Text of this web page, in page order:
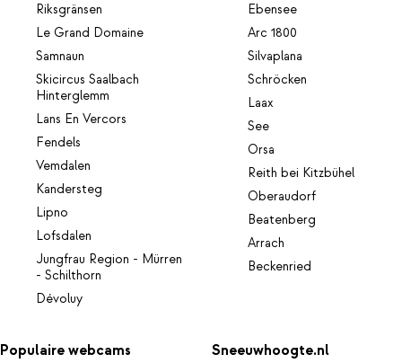
Riksgränsen
Le Grand Domaine
Samnaun
Skicircus Saalbach
Hinterglemm
Lans En Vercors
Fendels
Vemdalen
Kandersteg
Lipno
Lofsdalen
Jungfrau Region - Mürren
- Schilthorn
Dévoluy
Ebensee
Arc 1800
Silvaplana
Schröcken
Laax
See
Orsa
Reith bei Kitzbühel
Oberaudorf
Beatenberg
Arrach
Beckenried
Populaire webcams Sneeuwhoogte.nl